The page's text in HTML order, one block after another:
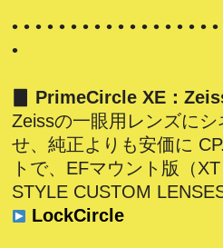
• • • • • • • • • • • • • • • • •
•
▊ PrimeCircle XE：
Zeissの一眼用レンズに
せ、純正よりも安価に
トで、EFマウント版（
STYLE CUSTOM
LockCircle